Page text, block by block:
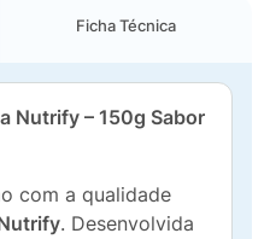
Ficha Técnica
Nutrify – 150g Sabor
com a qualidade
. Desenvolvida